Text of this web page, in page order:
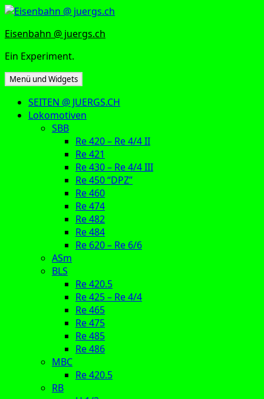
Zum
springen
Eisenbahn @ juergs.ch
Ein Experiment.
Menü und Widgets
SEITEN @ JUERGS.CH
Lokomotiven
SBB
Re 420 – Re 4/4 II
Re 421
Re 430 – Re 4/4 III
Re 450 “DPZ”
Re 460
Re 474
Re 482
Re 484
Re 620 – Re 6/6
ASm
BLS
Re 420.5
Re 425 – Re 4/4
Re 465
Re 475
Re 485
Re 486
MBC
Re 420.5
RB